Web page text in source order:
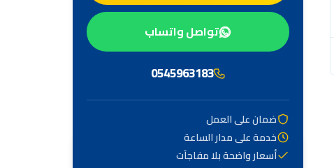
تواصل واتساب
0545963183
ضمان على العمل
خدمة على مدار الساعة
أسعار واضحة بلا مفاجآت
أهم التصنيفات